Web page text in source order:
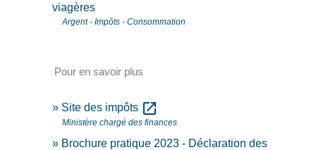
viagères
Argent - Impôts - Consommation
Pour en savoir plus
Site des impôts open_in_new
Ministère chargé des finances
Brochure pratique 2023 - Déclaration des